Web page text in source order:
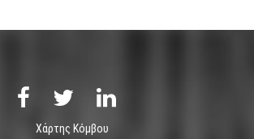
Χάρτης Κόμβου